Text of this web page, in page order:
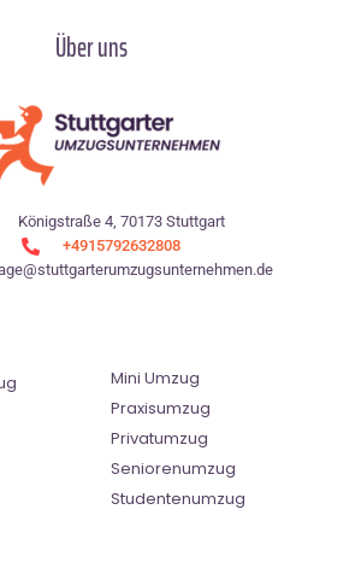
Über uns
Königstraße 4, 70173 Stuttgart
+4915792632808
Mini Umzug
Praxisumzug
Privatumzug
Seniorenumzug
Studentenumzug